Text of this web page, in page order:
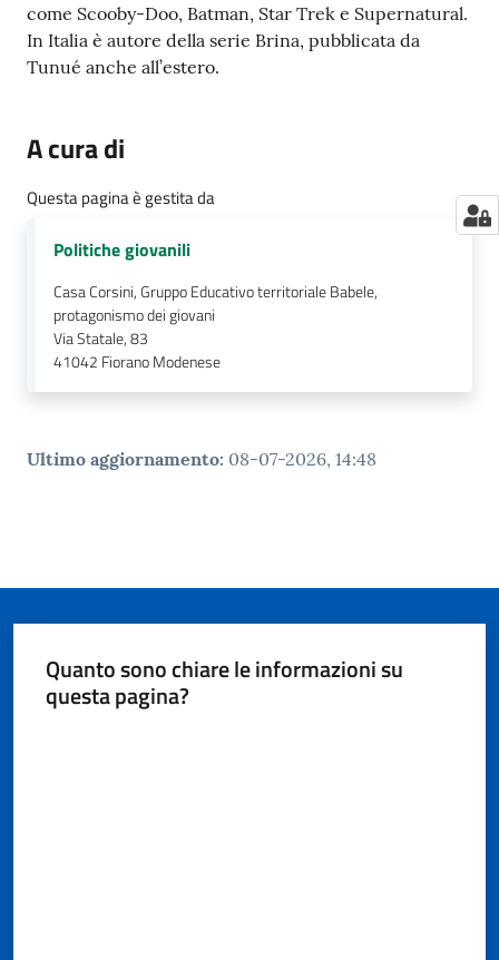
come Scooby-Doo, Batman, Star Trek e Supernatural.
In Italia è autore della serie Brina, pubblicata da
Tunué anche all’estero.
A cura di
Questa pagina è gestita da
Politiche giovanili
Casa Corsini, Gruppo Educativo territoriale Babele,
protagonismo dei giovani
Via Statale, 83
41042 Fiorano Modenese
Ultimo aggiornamento: 08-07-2026, 14:48
Quanto sono chiare le informazioni su
questa pagina?